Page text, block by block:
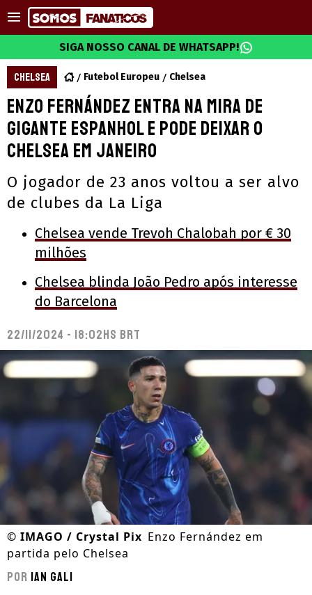
SIGA NOSSO CANAL DE WHATSAPP!
CHELSEA Futebol Europeu Chelsea
Enzo Fernández entra na mira de
gigante espanhol e pode deixar o
Chelsea em janeiro
O jogador de 23 anos voltou a ser alvo
de clubes da La Liga
Chelsea vende Trevoh Chalobah por € 30
milhões
Chelsea blinda João Pedro após interesse
do Barcelona
22/11/2024 - 18:02hs BRT
© IMAGO / Crystal Pix Enzo Fernández em
partida pelo Chelsea
Por Ian Gali